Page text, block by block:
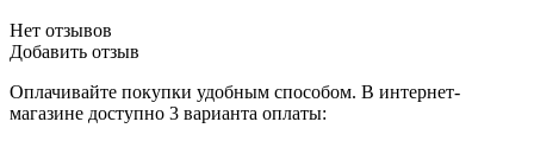
Нет отзывов
Добавить отзыв
Оплачивайте покупки удобным способом. В интернет-
магазине доступно 3 варианта оплаты: